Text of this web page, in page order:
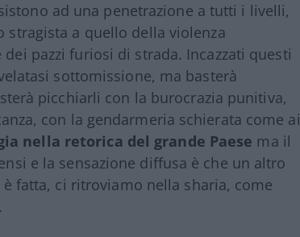
ad una penetrazione a tutti i livelli,
a quello della violenza
pazzi furiosi di strada. Incazzati questi
sottomissione, ma basterà
picchiarli con la burocrazia punitiva,
con la gendarmeria schierata come ai
nella retorica del grande Paese ma il
e la sensazione diffusa è che un altro
fatta, ci ritroviamo nella sharia, come